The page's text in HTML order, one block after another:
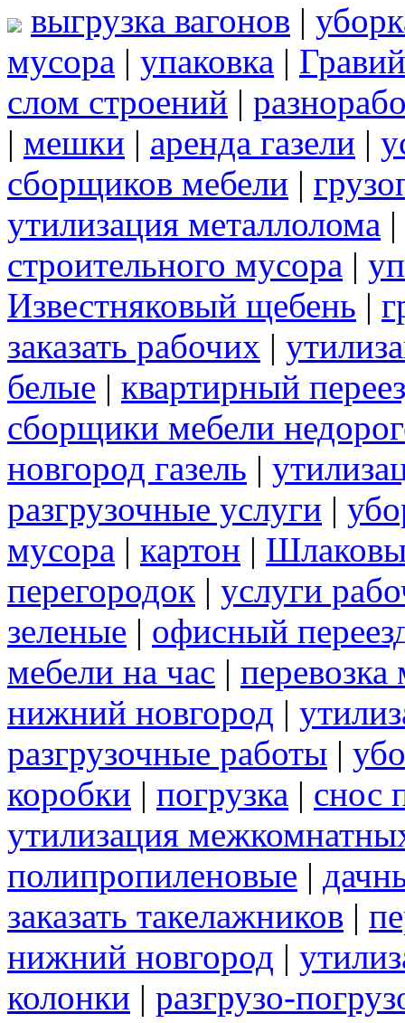
выгрузка вагонов |
мусора | упаковка |
слом строений |
| мешки | аренда газели |
сборщиков мебели |
утилизация металлолома |
строительного мусора |
Известняковый щебень |
заказать рабочих |
белые | квартирный
сборщики мебели
новгород газель |
разгрузочные услуги |
мусора | картон |
перегородок | услуги
зеленые | офисный
мебели на час |
нижний новгород |
разгрузочные работы |
коробки | погрузка | снос
утилизация
полипропиленовые |
заказать такелажников |
нижний новгород |
колонки | разгрузо-